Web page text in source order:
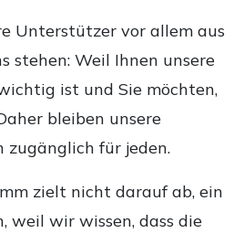
Unterstützer vor allem aus
stehen: Weil Ihnen unsere
ist und Sie möchten,
bleiben unsere
zugänglich für jeden.
zielt nicht darauf ab, ein
weil wir wissen, dass die